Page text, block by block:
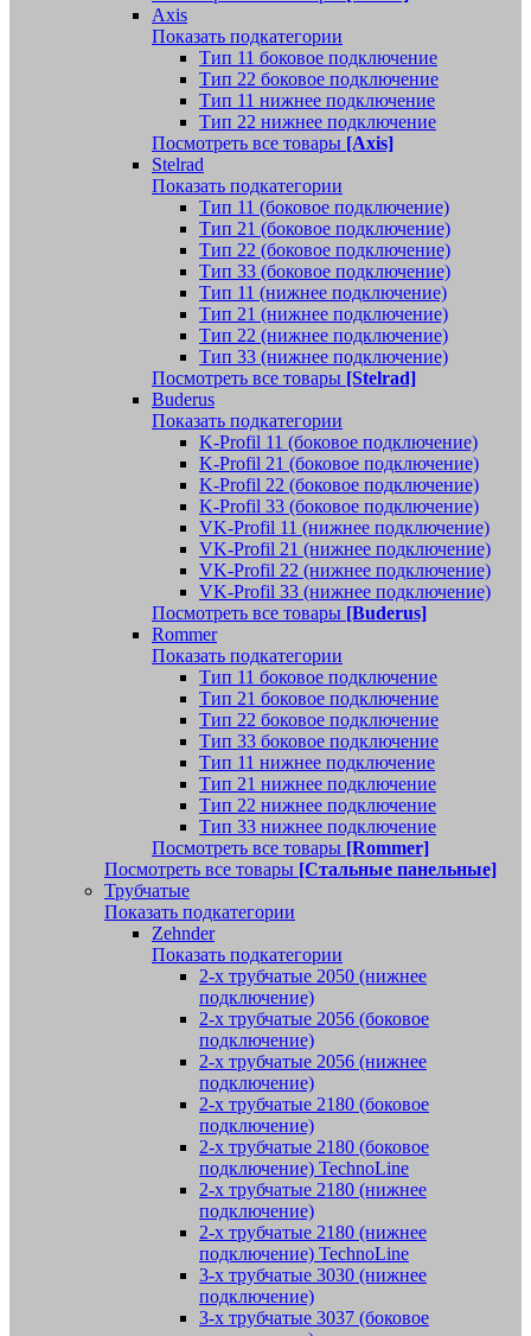
Axis
Показать подкатегории
Тип 11 боковое подключение
Тип 22 боковое подключение
Тип 11 нижнее подключение
Тип 22 нижнее подключение
Посмотреть все товары [Axis]
Stelrad
Показать подкатегории
Tип 11 (боковое подключение)
Тип 21 (боковое подключение)
Тип 22 (боковое подключение)
Тип 33 (боковое подключение)
Тип 11 (нижнее подключение)
Тип 21 (нижнее подключение)
Тип 22 (нижнее подключение)
Тип 33 (нижнее подключение)
Посмотреть все товары [Stelrad]
Buderus
Показать подкатегории
K-Profil 11 (боковое подключение)
K-Profil 21 (боковое подключение)
K-Profil 22 (боковое подключение)
K-Profil 33 (боковое подключение)
VK-Profil 11 (нижнее подключение)
VK-Profil 21 (нижнее подключение)
VK-Profil 22 (нижнее подключение)
VK-Profil 33 (нижнее подключение)
Посмотреть все товары [Buderus]
Rommer
Показать подкатегории
Тип 11 боковое подключение
Тип 21 боковое подключение
Тип 22 боковое подключение
Тип 33 боковое подключение
Тип 11 нижнее подключение
Тип 21 нижнее подключение
Тип 22 нижнее подключение
Тип 33 нижнее подключение
Посмотреть все товары [Rommer]
Посмотреть все товары [Стальные панельные]
Трубчатые
Показать подкатегории
Zehnder
Показать подкатегории
2-х трубчатые 2050 (нижнее
подключение)
2-х трубчатые 2056 (боковое
подключение)
2-х трубчатые 2056 (нижнее
подключение)
2-х трубчатые 2180 (боковое
подключение)
2-х трубчатые 2180 (боковое
подключение) TechnoLine
2-х трубчатые 2180 (нижнее
подключение)
2-х трубчатые 2180 (нижнее
подключение) TechnoLine
3-х трубчатые 3030 (нижнее
подключение)
3-х трубчатые 3037 (боковое